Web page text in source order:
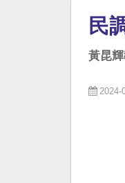
民
黃昆
2024-